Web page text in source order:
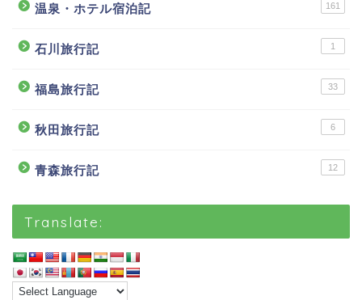
温泉・ホテル宿泊記 161
石川旅行記 1
福島旅行記 33
秋田旅行記 6
青森旅行記 12
Translate: